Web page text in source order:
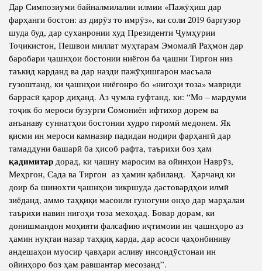
Дар Симпозиуми байналмилалии илмии «Пажӯҳиш дар
фарҳанги бостон: аз дирӯз то имрӯз», ки соли 2019 баргузор
шуда буд, дар суханронии худ Президенти Ҷумҳурии
Тоҷикистон, Пешвои миллат муҳтарам Эмомалӣ Раҳмон дар
баробари ҷашнҳои бостонии ниёгон ба ҷашни Тиргон низ
таъкид карданд ва дар назди пажӯҳишгарон масъала
гузоштанд, ки ҷашнҳои ниёгонро бо «нигоҳи тоза» мавриди
баррасӣ қарор диҳанд. Аз ҷумла гуфтанд, ки: “Мо – мардуми
тоҷик бо мероси бузурги Сомониён ифтихор дорем ва
анъанаву суннатҳои бостонии худро гиромӣ медонем. Як
қисми ин мероси камназир падидаи нодири фарҳангӣ дар
тамаддуни башарӣ ба ҳисоб рафта, таърихи боз ҳам
қадимитар дорад, ки ҷашну маросим ва ойинҳои Наврӯз,
Меҳргон, Сада ва Тиргон аз ҳамин қабиланд. Ҳарчанд ки
доир ба шинохти ҷашнҳои зикршуда дастовардҳои илмӣ
зиёданд, аммо таҳқиқи масоили гуногуни онҳо дар марҳалаи
таърихи навин нигоҳи тоза мехоҳад. Бовар дорам, ки
донишмандон моҳияти фалсафию иҷтимоии ин ҷашнҳоро аз
ҳамин нуқтаи назар таҳқиқ карда, дар асоси ҷаҳонбиниву
андешаҳои муосир ҷавҳари асливу инсондӯстонаи ин
ойинҳоро боз ҳам равшантар месозанд”.